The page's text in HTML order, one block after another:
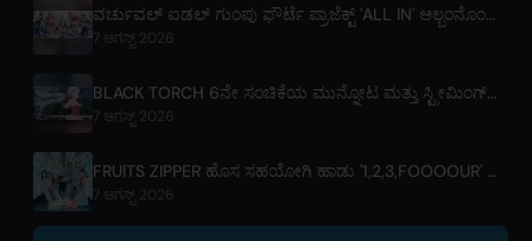
ವರ್ಚುವಲ್ ಐಡಲ್ ಗುಂಪು ಫೌರ್ಟೆ ಪ್ರಾಜೆಕ್ಟ್ 'ALL IN' ಆಲ್ಬಂನೊಂದಿಗೆ ಡೆಬ್ಯೂಟ್ ಮಾಡಿದೆ, ಇದನ್ನು m-flo's ☆ಟಕು ತಕಹಾಶಿ ನಿರ್ಮಿಸಿದ್ದಾರೆ
7 ಆಗಸ್ಟ್ 2026
BLACK TORCH 6ನೇ ಸಂಚಿಕೆಯ ಮುನ್ನೋಟ ಮತ್ತು ಸ್ಟ್ರೀಮಿಂಗ್ ವಿವರಗಳು
7 ಆಗಸ್ಟ್ 2026
FRUITS ZIPPER ಹೊಸ ಸಹಯೋಗಿ ಹಾಡು '1,2,3,FOOOOUR' ಬಿಡುಗಡೆ ಮಾಡಿದ್ದಾರೆ
7 ಆಗಸ್ಟ್ 2026